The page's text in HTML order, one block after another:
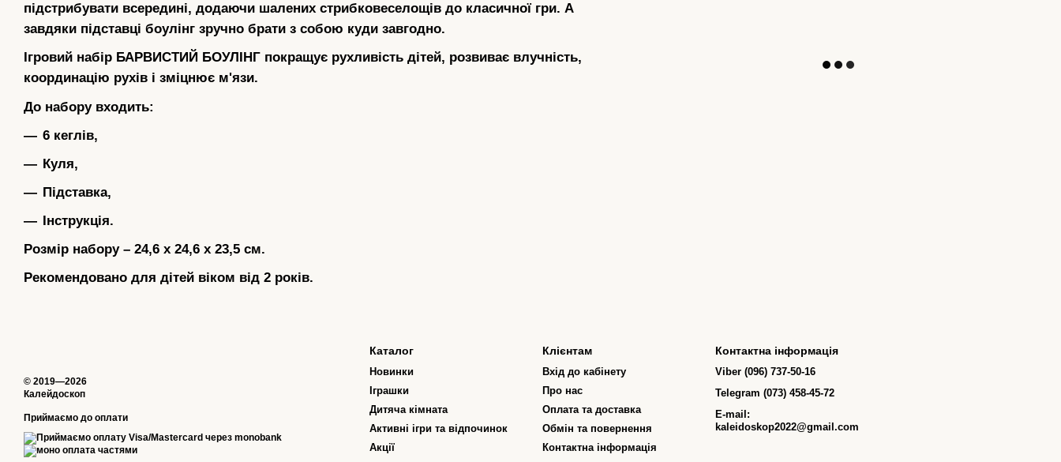
підстрибувати всередині, додаючи шалених стрибковеселощів до класичної гри. А
завдяки підставці боулінг зручно брати з собою куди завгодно.
Ігровий набір БАРВИСТИЙ БОУЛІНГ покращує рухливість дітей, розвиває влучність,
координацію рухів і зміцнює м'язи.
До набору входить:
6 кеглів,
Куля,
Підставка,
Інструкція.
Розмір набору – 24,6 х 24,6 х 23,5 см.
Рекомендовано для дітей віком від 2 років.
© 2019—2026
Калейдоскоп
Приймаємо до оплати
Каталог
Новинки
Іграшки
Дитяча кімната
Активні ігри та відпочинок
Акції
Клієнтам
Вхід до кабінету
Про нас
Оплата та доставка
Обмін та повернення
Контактна інформація
Контактна інформація
Viber (096) 737-50-16
Telegram (073) 458-45-72
E-mail:
kaleidoskop2022@gmail.com